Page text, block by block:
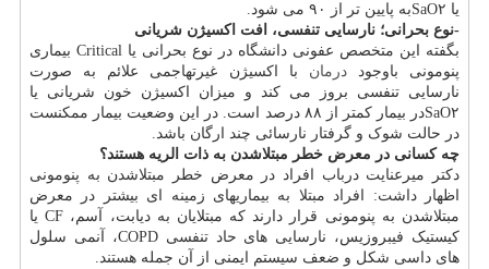
یا SaO۲به پایین تر از ۹۰ می شود.
-نوع بحرانی؛ نارسایی تنفسی، افت اکسیژن شریانی
بگفته این متخصص عفونی دانشگاه در نوع بحرانی یا Critical بیماری
پنومونی باوجوددرمان با اکسیژن غیرتهاجمی علائم به صورت
نارسایی تنفسی بروز می کند و میزان اکسیژن خون شریانی یا
SaO۲در بیمار کمتر از ۸۸ درصد است. در این وضعیت بیمار ممکنست
در حالت شوک و گرفتار نارسائی چند ارگان باشد.
چه کسانی در معرض خطر مبتلاشدن به ذات الریه هستند؟
دکتر میرعنایت درباب افراد در معرض خطر مبتلاشدن به پنومونی
اظهار داشت: افراد مبتلا به بیماریهای زمینه ای بیشتر در معرض
مبتلاشدن به پنومونی قرار دارند که مبتلایان به دیابت، آسم، CF یا
کیستیک فیبروزیس، نارسایی های حاد تنفسی COPD، آنمی سلول
های داسی شکل و ضعف سیستم ایمنی از آن جمله هستند.